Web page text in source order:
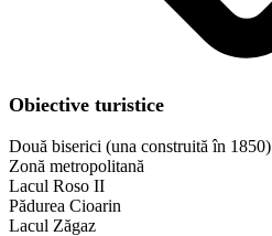
Obiective turistice
Două biserici (una construită în 1850)
Zonă metropolitană
Lacul Roso II
Pădurea Cioarin
Lacul Zăgaz